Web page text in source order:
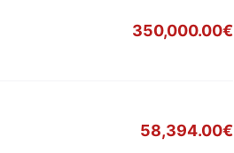
350,000.00€
58,394.00€